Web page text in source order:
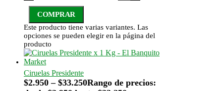
COMPRAR
Este producto tiene varias variantes. Las
opciones se pueden elegir en la página del
producto
Ciruelas Presidente
$2.950 – $33.250Rango de precios: